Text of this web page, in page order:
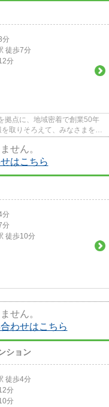
分
徒歩7分
分
点に、地域密着で創業50年
取りそろえて、みなさまをお
せん。
はこちら
分
分
徒歩10分
せん。
わせはこちら
ション
徒歩4分
分
分